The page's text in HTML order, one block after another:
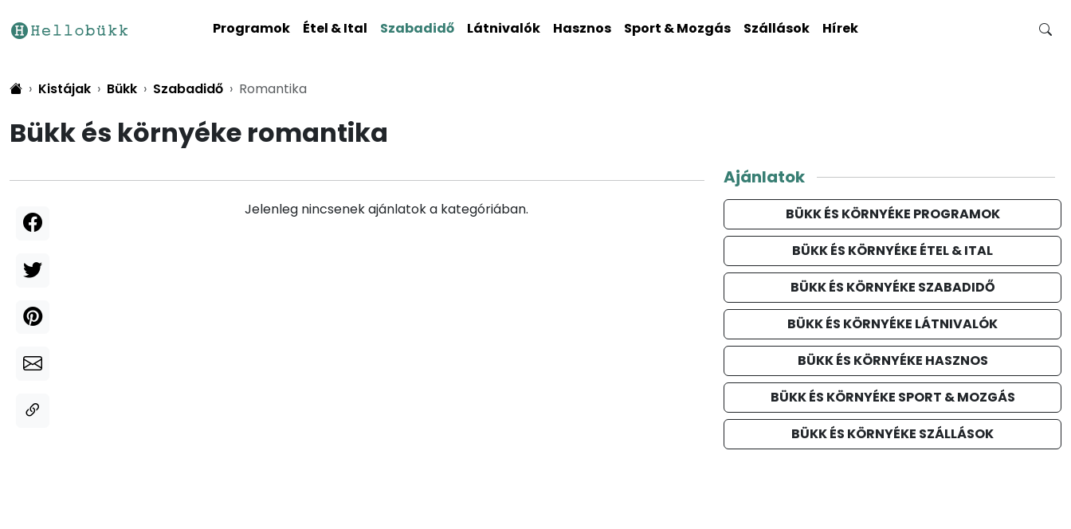
Programok Étel & Ital Szabadidő Látnivalók Hasznos Sport & Mozgás Szállások Hírek
Kistájak Bükk Szabadidő Romantika
Bükk és környéke romantika
Jelenleg nincsenek ajánlatok a kategóriában.
Ajánlatok
BÜKK ÉS KÖRNYÉKE PROGRAMOK
BÜKK ÉS KÖRNYÉKE ÉTEL & ITAL
BÜKK ÉS KÖRNYÉKE SZABADIDŐ
BÜKK ÉS KÖRNYÉKE LÁTNIVALÓK
BÜKK ÉS KÖRNYÉKE HASZNOS
BÜKK ÉS KÖRNYÉKE SPORT & MOZGÁS
BÜKK ÉS KÖRNYÉKE SZÁLLÁSOK